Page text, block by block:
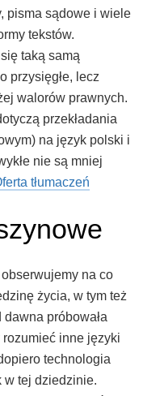
pisma sądowe i wiele
tekstów.
taką samą
przysięgłe, lecz
walorów prawnych.
przekładania
na język polski i
nie są mniej
tłumaczeń
na co
życia, w tym też
próbowała
rozumieć inne języki
technologia
w tej dziedzinie.